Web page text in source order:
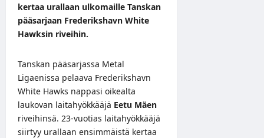
kertaa urallaan ulkomaille Tanskan
pääsarjaan Frederikshavn White
Hawksin riveihin.
Tanskan pääsarjassa Metal
Ligaenissa pelaava Frederikshavn
White Hawks nappasi oikealta
laukovan laitahyökkääjä Eetu Mäen
riveihinsä. 23-vuotias laitahyökkääjä
siirtyy urallaan ensimmäistä kertaa